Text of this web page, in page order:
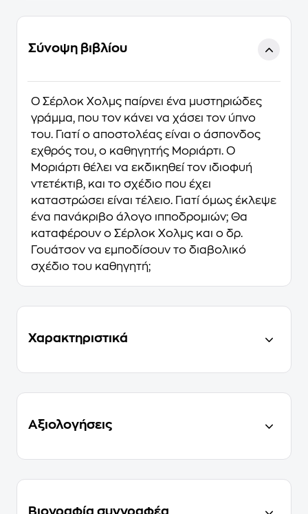
Σύνοψη βιβλίου
Ο Σέρλοκ Χολμς παίρνει ένα μυστηριώδες
γράμμα, που τον κάνει να χάσει τον ύπνο
του. Γιατί ο αποστολέας είναι ο άσπονδος
εχθρός του, ο καθηγητής Μοριάρτι. Ο
Μοριάρτι θέλει να εκδικηθεί τον ιδιοφυή
ντετέκτιβ, και το σχέδιο που έχει
καταστρώσει είναι τέλειο. Γιατί όμως έκλεψε
ένα πανάκριβο άλογο ιπποδρομιών; Θα
καταφέρουν ο Σέρλοκ Χολμς και ο δρ.
Γουάτσον να εμποδίσουν το διαβολικό
σχέδιο του καθηγητή;
Χαρακτηριστικά
Αξιολογήσεις
Βιογραφία συγγραφέα